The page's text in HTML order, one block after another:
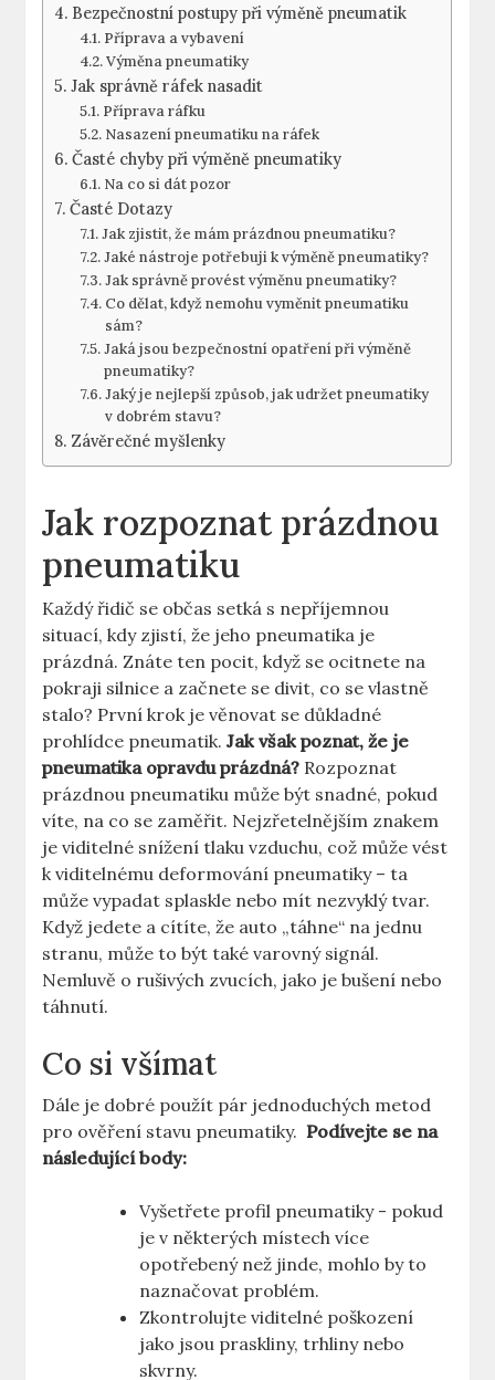
Bezpečnostní postupy při‍ výměně pneumatik
Příprava a ​vybavení
Výměna pneumatiky
Jak správně​ ráfek ⁤nasadit
Příprava ráfku
Nasazení pneumatiku na ráfek
Časté chyby při výměně⁣ pneumatiky
Na co si dát pozor
Časté Dotazy
Jak zjistit, že mám prázdnou pneumatiku?
Jaké nástroje potřebuji k výměně pneumatiky?
Jak ‍správně provést výměnu pneumatiky?
Co dělat, když nemohu vyměnit pneumatiku
⁤sám?
Jaká ‍jsou bezpečnostní⁢ opatření při výměně
pneumatiky?
Jaký je nejlepší⁢ způsob, jak udržet⁤ pneumatiky
v dobrém⁣ stavu?
Závěrečné myšlenky
Jak ⁣rozpoznat prázdnou
pneumatiku
Každý⁢ řidič se ⁢občas ‌setká ⁢s nepříjemnou
situací, kdy ‌zjistí, ⁣že‌ jeho​ pneumatika ‍je
prázdná. Znáte ten ⁣pocit, ⁢když se ocitnete ⁣na
⁢pokraji silnice a⁣ začnete se divit, co se vlastně
stalo? První krok je věnovat ‌se důkladné
prohlídce pneumatik.Jak však poznat, že je‍
pneumatika ⁢opravdu prázdná? Rozpoznat
prázdnou ‍pneumatiku‍ může‍ být snadné, pokud
víte, na‌ co se zaměřit. Nejzřetelnějším znakem
je viditelné snížení tlaku vzduchu,‍ což může vést
k viditelnému deformování pneumatiky – ta
⁤může vypadat‍ splaskle ‌nebo mít nezvyklý tvar.
Když jedete a cítíte, že auto „táhne“ na jednu
stranu, ‌může to být také varovný signál.
Nemluvě o rušivých zvucích, jako je bušení nebo
táhnutí.
Co ‍si všímat
Dále ‍je dobré použít pár jednoduchých metod
pro ověření stavu pneumatiky. ‍Podívejte se na⁤
následující body:
Vyšetřete⁢ profil pneumatiky‌ -​ pokud​
je v některých ⁤místech více
opotřebený ‌než jinde, mohlo by to
naznačovat ‍problém.
Zkontrolujte viditelné poškození
⁣jako jsou praskliny, trhliny nebo
skvrny.